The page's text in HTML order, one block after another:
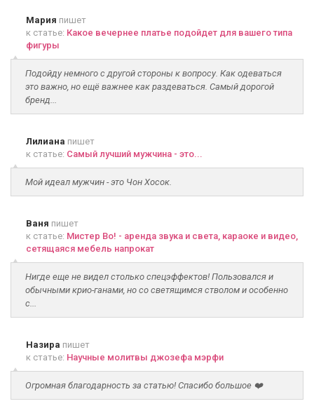
Мария пишет
к статье: Какое вечернее платье подойдет для вашего типа
фигуры
Подойду немного с другой стороны к вопросу. Как одеваться
это важно, но ещё важнее как раздеваться. Самый дорогой
бренд...
Лилиана пишет
к статье: Самый лучший мужчина - это...
Мой идеал мужчин - это Чон Хосок.
Ваня пишет
к статье: Мистер Во! - аренда звука и света, караоке и видео,
сетящаяся мебель напрокат
Нигде еще не видел столько спецэффектов! Пользовался и
обычными крио-ганами, но со светящимся стволом и особенно
с...
Назира пишет
к статье: Научные молитвы джозефа мэрфи
Огромная благодарность за статью! Спасибо большое ❤️